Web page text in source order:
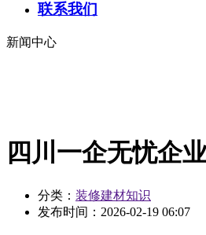
联系我们
新闻中心
四川一企无忧企
分类： 装修建材知识
发布时间： 2026-02-19 06:07